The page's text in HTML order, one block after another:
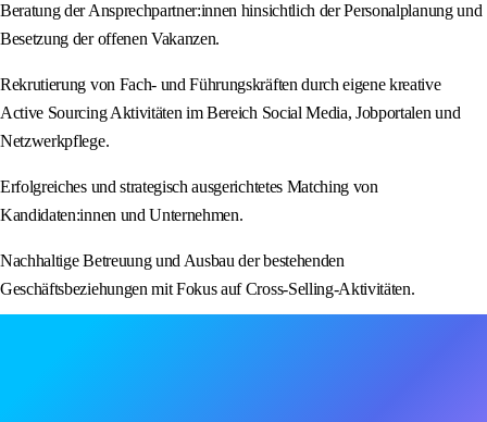
Beratung der Ansprechpartner:innen hinsichtlich der Personalplanung und
Besetzung der offenen Vakanzen.
Rekrutierung von Fach- und Führungskräften durch eigene kreative
Active Sourcing Aktivitäten im Bereich Social Media, Jobportalen und
Netzwerkpflege.
Erfolgreiches und strategisch ausgerichtetes Matching von
Kandidaten:innen und Unternehmen.
Nachhaltige Betreuung und Ausbau der bestehenden
Geschäftsbeziehungen mit Fokus auf Cross-Selling-Aktivitäten.